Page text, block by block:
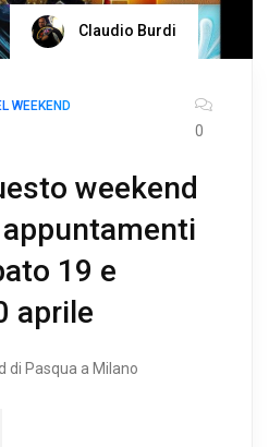
Claudio Burdi
WEEKEND
0
weekend
19 e
aprile
di Pasqua a Milano